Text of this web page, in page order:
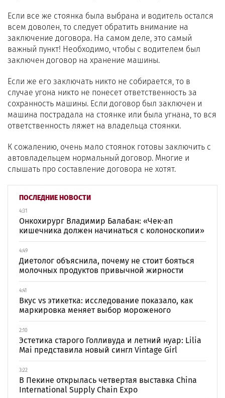
ПОСЛЕДНИЕ НОВОСТИ
4:31
Онкохирург Владимир Балабан: «Чек-ап
кишечника должен начинаться с колоноскопии»
4:49
Диетолог объяснила, почему не стоит бояться
молочных продуктов привычной жирности
4:41
Вкус vs этикетка: исследование показало, как
маркировка меняет выбор мороженого
2:10
Эстетика старого Голливуда и летний нуар: Lilia
Mai представила новый сингл Vintage Girl
3:22
В Пекине открылась четвертая выставка China
International Supply Chain Expo
Если все же стоянка была выбрана и водитель остался
всем доволен, то следует обратить внимание на
заключение договора. На самом деле, это самый
важный пункт! Необходимо, чтобы с водителем был
заключен договор на хранение машины.
Если же его заключать никто не собирается, то в
случае угона никто не понесет ответственность за
сохранность машины. Если договор был заключен и
машина пострадала на стоянке или была угнана, то вся
ответственность ляжет на владельца стоянки.
К сожалению, очень мало стоянок готовы заключить с
автовладельцем нормальный договор. Многие и
слышать про составление договора не хотят.